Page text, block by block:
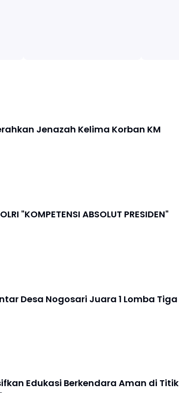
Jenazah Kelima Korban KM
PENGGANTIAN KAPOLRI "KOMPETENSI ABSOLUT PRESIDEN"
Desa Nogosari Juara 1 Lomba Tiga
Edukasi Berkendara Aman di Titik